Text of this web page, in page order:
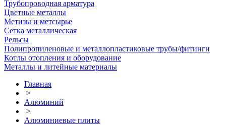
Трубопроводная арматура
Цветные металлы
Метизы и метсырье
Сетка металлическая
Рельсы
Полипропиленовые и металлопластиковые трубы/фитинги
Котлы отопления и оборудование
Металлы и литейные материалы
Главная
>
Алюминий
>
Алюминиевые плиты